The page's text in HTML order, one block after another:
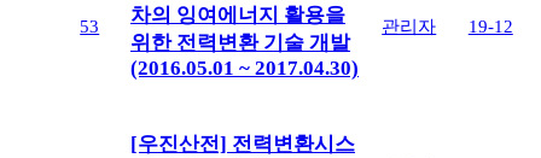
53
차의 잉여에너지 활용을
위한 전력변환 기술 개발
(2016.05.01 ~ 2017.04.30)
관리자 19-12
[우진산전] 전력변환시스